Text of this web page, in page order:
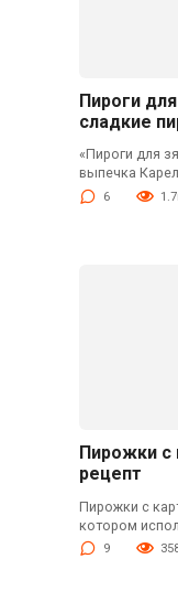
Пироги
сладкие
«Пироги для
выпечка
6
Пирожки с
рецепт
Пирожки с
котором
9